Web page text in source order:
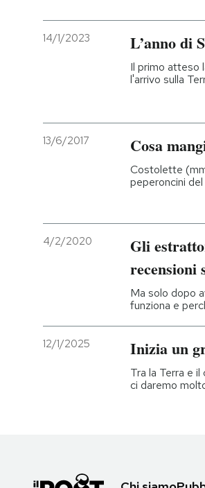
14/1/2023 L’anno di
Il primo atteso
l'arrivo sulla
13/6/2017 Cosa
Costolette
peperoncini
4/2/2020
Gli
recensioni
Ma solo dopo
funziona e
12/1/2025 Inizia un
Tra la Terra e
ci daremo